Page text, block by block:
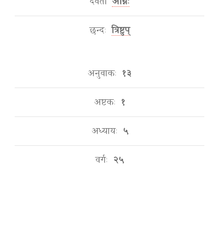
छन्दः त्रिष्टुप्
अनुवाकः १३
अष्टकः १
अध्यायः ५
वर्गः २५